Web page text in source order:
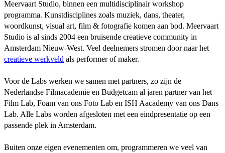
Meervaart Studio, binnen een multidisciplinair workshop
programma. Kunstdisciplines zoals muziek, dans, theater,
woordkunst, visual art, film & fotografie komen aan bod. Meervaart
Studio is al sinds 2004 een bruisende creatieve community in
Amsterdam Nieuw-West. Veel deelnemers stromen door naar het
creatieve werkveld als performer of maker.
Voor de Labs werken we samen met partners, zo zijn de
Nederlandse Filmacademie en Budgetcam al jaren partner van het
Film Lab, Foam van ons Foto Lab en ISH Aacademy van ons Dans
Lab. Alle Labs worden afgesloten met een eindpresentatie op een
passende plek in Amsterdam.
Buiten onze eigen evenementen om, programmeren we veel van